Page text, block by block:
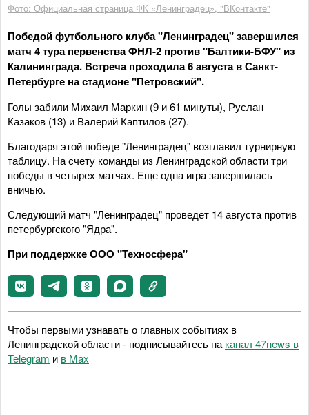
Фото: Официальная страница ФК «Ленинградец», "ВКонтакте"
Победой футбольного клуба "Ленинградец" завершился
матч 4 тура первенства ФНЛ-2 против "Балтики-БФУ" из
Калининграда. Встреча проходила 6 августа в Санкт-
Петербурге на стадионе "Петровский".
Голы забили Михаил Маркин (9 и 61 минуты), Руслан
Казаков (13) и Валерий Каптилов (27).
Благодаря этой победе "Ленинградец" возглавил турнирную
таблицу. На счету команды из Ленинградской области три
победы в четырех матчах. Еще одна игра завершилась
вничью.
Следующий матч "Ленинградец" проведет 14 августа против
петербургского "Ядра".
При поддержке ООО "Техносфера"
Чтобы первыми узнавать о главных событиях в
Ленинградской области - подписывайтесь на канал 47news в
Telegram и в Maх